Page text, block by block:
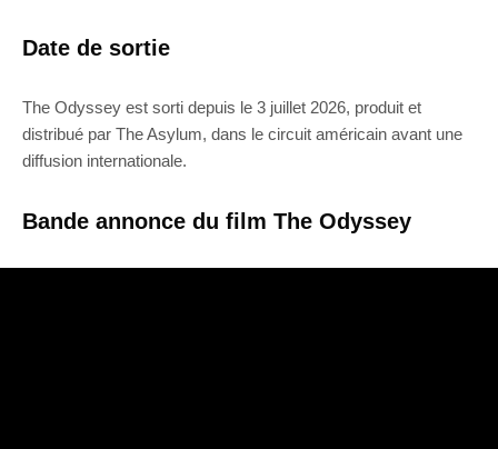
Date de sortie
The Odyssey est sorti depuis le 3 juillet 2026, produit et
distribué par The Asylum, dans le circuit américain avant une
diffusion internationale.
Bande annonce du film The Odyssey